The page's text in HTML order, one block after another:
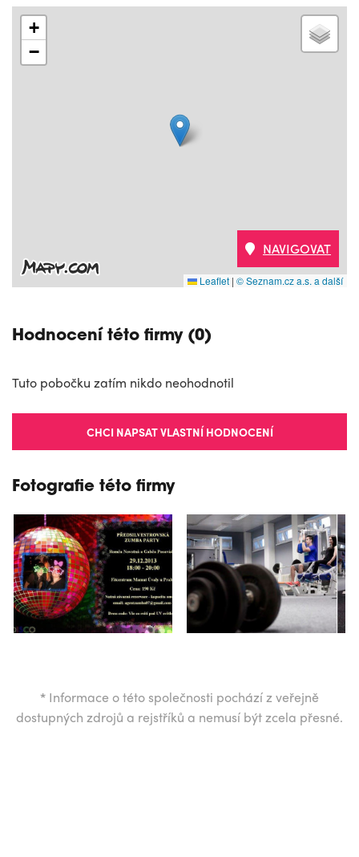
+
−
Leaflet | © Seznam.cz a.s. a další
NAVIGOVAT
Hodnocení této firmy (0)
Tuto pobočku zatím nikdo neohodnotil
CHCI NAPSAT VLASTNÍ HODNOCENÍ
Fotografie této firmy
* Informace o této společnosti pochází z veřejně
dostupných zdrojů a rejstříků a nemusí být zcela přesné.